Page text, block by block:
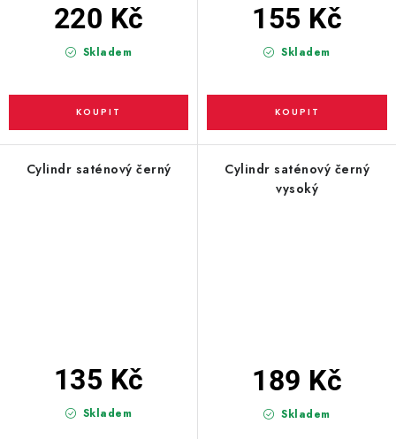
Skladem
220 Kč
Skladem
155 Kč
Cylindr saténový černý
Skladem
135 Kč
Cylindr saténový černý
vysoký
Skladem
189 Kč